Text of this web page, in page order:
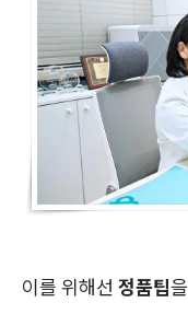
이를 위해선 정품팁